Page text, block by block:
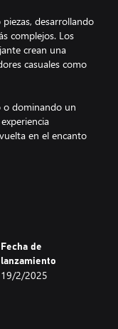
desarrollando
complejos. Los
crean una
casuales como
o dominando un
en el encanto
para
sonora relajante
para ayudar a
Fecha de
lanzamiento
19/2/2025